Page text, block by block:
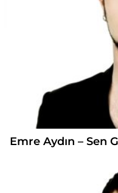
Emre Aydın – Sen